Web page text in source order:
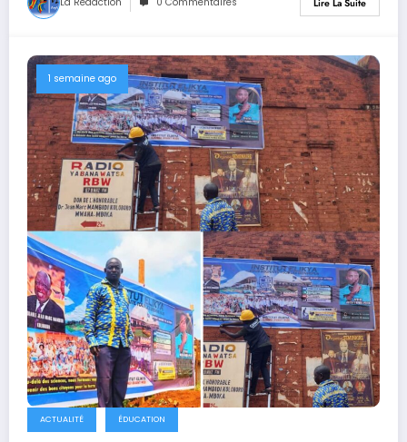
Lire La Suite
1 semaine ago
ACTUALITÉ ÉDUCATION